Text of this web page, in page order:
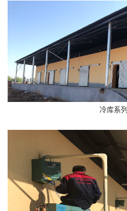
冷库系列